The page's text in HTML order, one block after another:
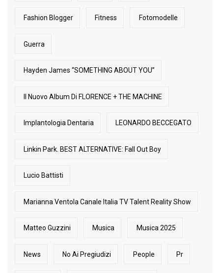
Fashion Blogger Fitness Fotomodelle
Guerra
Hayden James “SOMETHING ABOUT YOU”
Il Nuovo Album Di FLORENCE + THE MACHINE
Implantologia Dentaria LEONARDO BECCEGATO
Linkin Park. BEST ALTERNATIVE: Fall Out Boy
Lucio Battisti
Marianna Ventola Canale Italia TV Talent Reality Show
Matteo Guzzini Musica Musica 2025
News No Ai Pregiudizi People Pr